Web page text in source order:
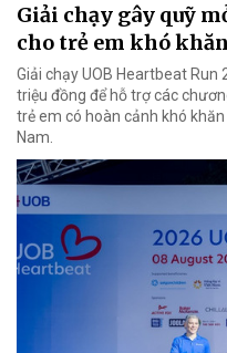
Giải chạy gây quỹ
cho trẻ em khó
Giải chạy UOB Heartbeat
triệu đồng để hỗ trợ các
trẻ em có hoàn cảnh khó
Nam.